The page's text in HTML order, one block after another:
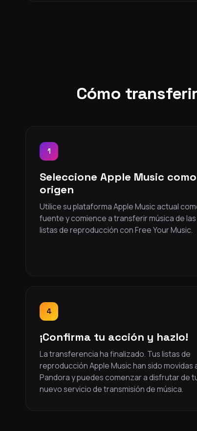
Cómo
1
Seleccione Apple Music como
origen
Utilice su plataforma Apple Music actual
fuente y comience a transferir música de las
listas de reproducción con Free Your Music.
4
¡Confirma tu acción y hazlo!
La transferencia ha finalizado. Tus listas de
reproducción Apple Music han sido movidas
Pandora y puedes comenzar a disfrutar de
nuevo servicio de transmisión de música.